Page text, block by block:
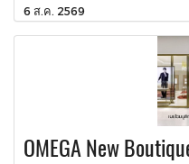
6 ส.ค. 2569
OMEGA New